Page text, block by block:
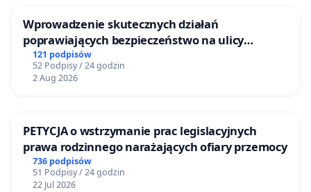
Wprowadzenie skutecznych działań
poprawiających bezpieczeństwo na ulicy
Żeromskiego w Otwocku
121 podpisów
52 Podpisy / 24 godzin
2 Aug 2026
PETYCJA o wstrzymanie prac legislacyjnych
prawa rodzinnego narażających ofiary przemocy
736 podpisów
51 Podpisy / 24 godzin
22 Jul 2026